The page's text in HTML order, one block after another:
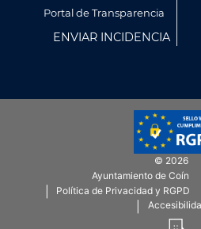
Utilizamos cookies propias y de
nuestros servicios y mostrarte
tus preferencias en base a un
CONFIGURACIÓN DE
RECHAZAR
Portal de Transparencia
ENVIAR INCIDENCIA
Menú
© 2026
Ayuntamiento de Coín
Política de Privacidad y RGPD